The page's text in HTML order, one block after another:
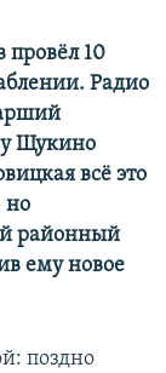
провёл 10
Радио
Щукино
всё это
но
районный
ему новое
поздно